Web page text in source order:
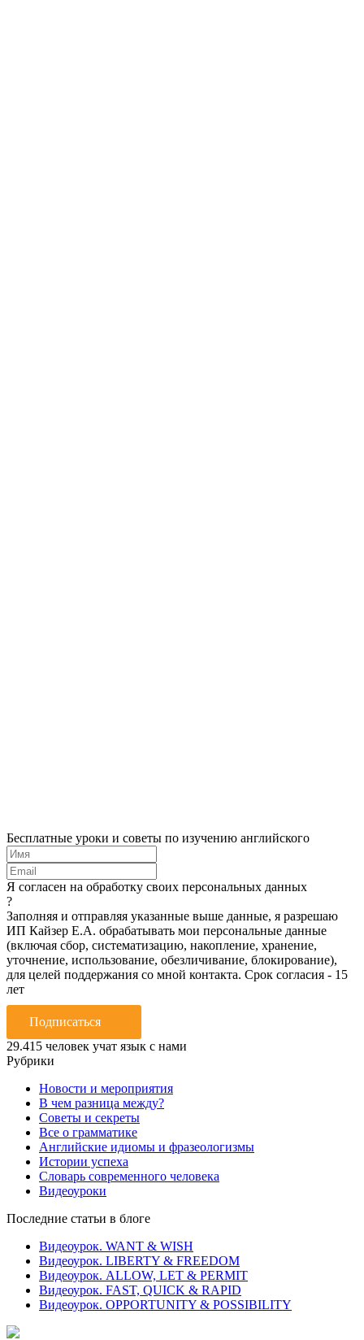
Бесплатные уроки и советы по изучению английского
Я согласен на обработку своих персональных данных
?
Заполняя и отправляя указанные выше данные, я разрешаю
ИП Кайзер Е.А. обрабатывать мои персональные данные
(включая сбор, систематизацию, накопление, хранение,
уточнение, использование, обезличивание, блокирование),
для целей поддержания со мной контакта. Срок согласия - 15
лет
Подписаться
29.415 человек учат язык с нами
Рубрики
Новости и мероприятия
В чем разница между?
Советы и секреты
Все о грамматике
Английские идиомы и фразеологизмы
Истории успеха
Словарь современного человека
Видеоуроки
Последние статьи в блоге
Видеоурок. WANT & WISH
Видеоурок. LIBERTY & FREEDOM
Видеоурок. ALLOW, LET & PERMIT
Видеоурок. FAST, QUICK & RAPID
Видеоурок. OPPORTUNITY & POSSIBILITY